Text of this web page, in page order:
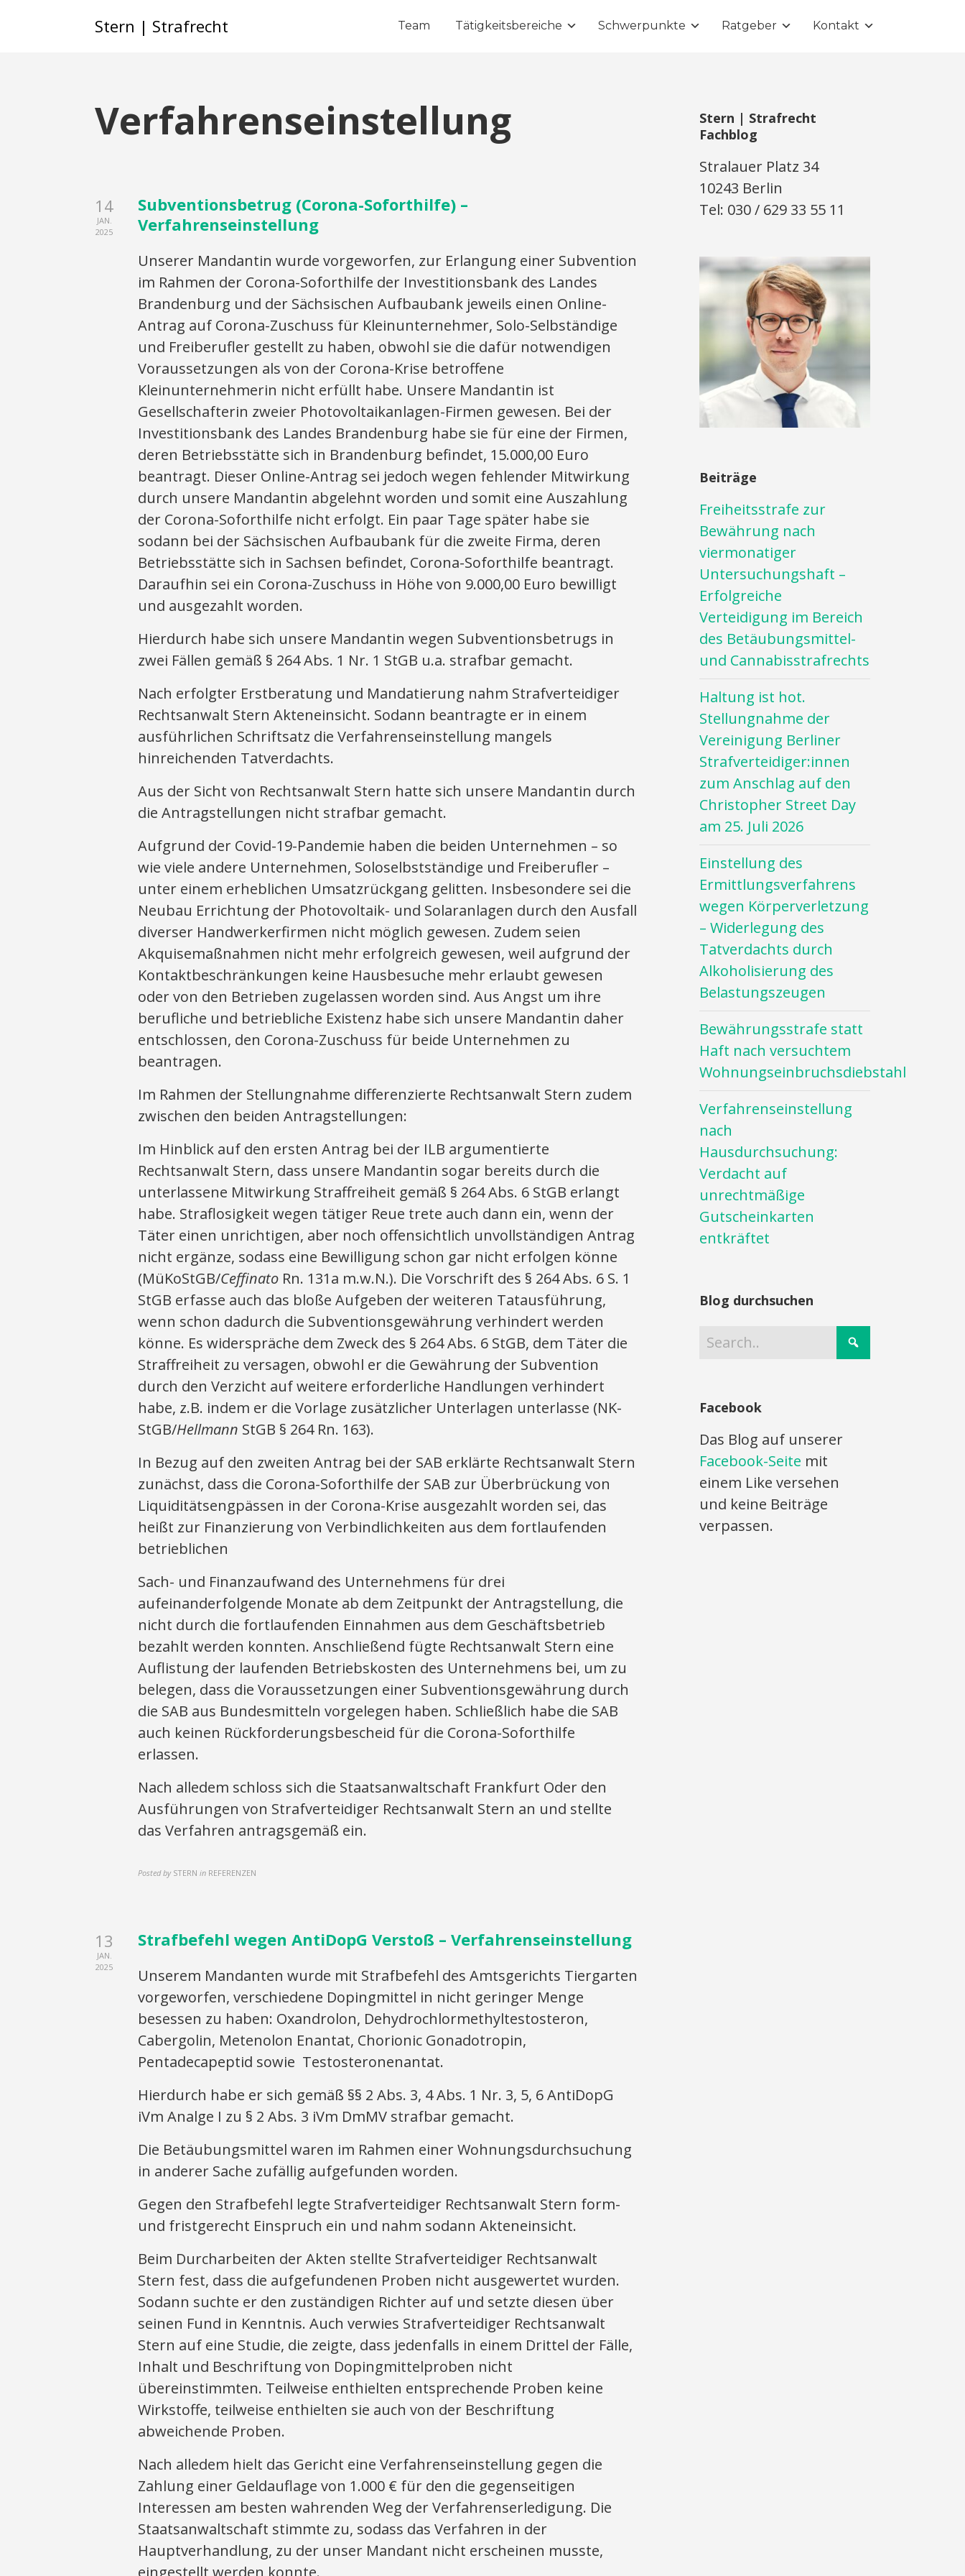
Stern | Strafrecht Team Tätigkeitsbereiche Schwerpunkte Ratgeber Kontakt
Verfahrenseinstellung
14
JAN.
2025
Subventionsbetrug (Corona-Soforthilfe) –
Verfahrenseinstellung
Unserer Mandantin wurde vorgeworfen, zur Erlangung einer Subvention
im Rahmen der Corona-Soforthilfe der Investitionsbank des Landes
Brandenburg und der Sächsischen Aufbaubank jeweils einen Online-
Antrag auf Corona-Zuschuss für Kleinunternehmer, Solo-Selbständige
und Freiberufler gestellt zu haben, obwohl sie die dafür notwendigen
Voraussetzungen als von der Corona-Krise betroffene
Kleinunternehmerin nicht erfüllt habe. Unsere Mandantin ist
Gesellschafterin zweier Photovoltaikanlagen-Firmen gewesen. Bei der
Investitionsbank des Landes Brandenburg habe sie für eine der Firmen,
deren Betriebsstätte sich in Brandenburg befindet, 15.000,00 Euro
beantragt. Dieser Online-Antrag sei jedoch wegen fehlender Mitwirkung
durch unsere Mandantin abgelehnt worden und somit eine Auszahlung
der Corona-Soforthilfe nicht erfolgt. Ein paar Tage später habe sie
sodann bei der Sächsischen Aufbaubank für die zweite Firma, deren
Betriebsstätte sich in Sachsen befindet, Corona-Soforthilfe beantragt.
Daraufhin sei ein Corona-Zuschuss in Höhe von 9.000,00 Euro bewilligt
und ausgezahlt worden.
Hierdurch habe sich unsere Mandantin wegen Subventionsbetrugs in
zwei Fällen gemäß § 264 Abs. 1 Nr. 1 StGB u.a. strafbar gemacht.
Nach erfolgter Erstberatung und Mandatierung nahm Strafverteidiger
Rechtsanwalt Stern Akteneinsicht. Sodann beantragte er in einem
ausführlichen Schriftsatz die Verfahrenseinstellung mangels
hinreichenden Tatverdachts.
Aus der Sicht von Rechtsanwalt Stern hatte sich unsere Mandantin durch
die Antragstellungen nicht strafbar gemacht.
Aufgrund der Covid-19-Pandemie haben die beiden Unternehmen – so
wie viele andere Unternehmen, Soloselbstständige und Freiberufler –
unter einem erheblichen Umsatzrückgang gelitten. Insbesondere sei die
Neubau Errichtung der Photovoltaik- und Solaranlagen durch den Ausfall
diverser Handwerkerfirmen nicht möglich gewesen. Zudem seien
Akquisemaßnahmen nicht mehr erfolgreich gewesen, weil aufgrund der
Kontaktbeschränkungen keine Hausbesuche mehr erlaubt gewesen
oder von den Betrieben zugelassen worden sind. Aus Angst um ihre
berufliche und betriebliche Existenz habe sich unsere Mandantin daher
entschlossen, den Corona-Zuschuss für beide Unternehmen zu
beantragen.
Im Rahmen der Stellungnahme differenzierte Rechtsanwalt Stern zudem
zwischen den beiden Antragstellungen:
Im Hinblick auf den ersten Antrag bei der ILB argumentierte
Rechtsanwalt Stern, dass unsere Mandantin sogar bereits durch die
unterlassene Mitwirkung Straffreiheit gemäß § 264 Abs. 6 StGB erlangt
habe. Straflosigkeit wegen tätiger Reue trete auch dann ein, wenn der
Täter einen unrichtigen, aber noch offensichtlich unvollständigen Antrag
nicht ergänze, sodass eine Bewilligung schon gar nicht erfolgen könne
(MüKoStGB/Ceffinato Rn. 131a m.w.N.). Die Vorschrift des § 264 Abs. 6 S. 1
StGB erfasse auch das bloße Aufgeben der weiteren Tatausführung,
wenn schon dadurch die Subventionsgewährung verhindert werden
könne. Es widerspräche dem Zweck des § 264 Abs. 6 StGB, dem Täter die
Straffreiheit zu versagen, obwohl er die Gewährung der Subvention
durch den Verzicht auf weitere erforderliche Handlungen verhindert
habe, z.B. indem er die Vorlage zusätzlicher Unterlagen unterlasse (NK-
StGB/Hellmann StGB § 264 Rn. 163).
In Bezug auf den zweiten Antrag bei der SAB erklärte Rechtsanwalt Stern
zunächst, dass die Corona-Soforthilfe der SAB zur Überbrückung von
Liquiditätsengpässen in der Corona-Krise ausgezahlt worden sei, das
heißt zur Finanzierung von Verbindlichkeiten aus dem fortlaufenden
betrieblichen
Sach- und Finanzaufwand des Unternehmens für drei
aufeinanderfolgende Monate ab dem Zeitpunkt der Antragstellung, die
nicht durch die fortlaufenden Einnahmen aus dem Geschäftsbetrieb
bezahlt werden konnten. Anschließend fügte Rechtsanwalt Stern eine
Auflistung der laufenden Betriebskosten des Unternehmens bei, um zu
belegen, dass die Voraussetzungen einer Subventionsgewährung durch
die SAB aus Bundesmitteln vorgelegen haben. Schließlich habe die SAB
auch keinen Rückforderungsbescheid für die Corona-Soforthilfe
erlassen.
Nach alledem schloss sich die Staatsanwaltschaft Frankfurt Oder den
Ausführungen von Strafverteidiger Rechtsanwalt Stern an und stellte
das Verfahren antragsgemäß ein.
Posted by STERN in REFERENZEN
13
JAN.
2025
Strafbefehl wegen AntiDopG Verstoß – Verfahrenseinstellung
Unserem Mandanten wurde mit Strafbefehl des Amtsgerichts Tiergarten
vorgeworfen, verschiedene Dopingmittel in nicht geringer Menge
besessen zu haben: Oxandrolon, Dehydrochlormethyltestosteron,
Cabergolin, Metenolon Enantat, Chorionic Gonadotropin,
Pentadecapeptid sowie Testosteronenantat.
Hierdurch habe er sich gemäß §§ 2 Abs. 3, 4 Abs. 1 Nr. 3, 5, 6 AntiDopG
iVm Analge I zu § 2 Abs. 3 iVm DmMV strafbar gemacht.
Die Betäubungsmittel waren im Rahmen einer Wohnungsdurchsuchung
in anderer Sache zufällig aufgefunden worden.
Gegen den Strafbefehl legte Strafverteidiger Rechtsanwalt Stern form-
und fristgerecht Einspruch ein und nahm sodann Akteneinsicht.
Beim Durcharbeiten der Akten stellte Strafverteidiger Rechtsanwalt
Stern fest, dass die aufgefundenen Proben nicht ausgewertet wurden.
Sodann suchte er den zuständigen Richter auf und setzte diesen über
seinen Fund in Kenntnis. Auch verwies Strafverteidiger Rechtsanwalt
Stern auf eine Studie, die zeigte, dass jedenfalls in einem Drittel der Fälle,
Inhalt und Beschriftung von Dopingmittelproben nicht
übereinstimmten. Teilweise enthielten entsprechende Proben keine
Wirkstoffe, teilweise enthielten sie auch von der Beschriftung
abweichende Proben.
Nach alledem hielt das Gericht eine Verfahrenseinstellung gegen die
Zahlung einer Geldauflage von 1.000 € für den die gegenseitigen
Interessen am besten wahrenden Weg der Verfahrenserledigung. Die
Staatsanwaltschaft stimmte zu, sodass das Verfahren in der
Hauptverhandlung, zu der unser Mandant nicht erscheinen musste,
eingestellt werden konnte.
Stern | Strafrecht
Fachblog
Stralauer Platz 34
10243 Berlin
Tel: 030 / 629 33 55 11
Beiträge
Freiheitsstrafe zur
Bewährung nach
viermonatiger
Untersuchungshaft –
Erfolgreiche
Verteidigung im Bereich
des Betäubungsmittel-
und Cannabisstrafrechts
Haltung ist hot.
Stellungnahme der
Vereinigung Berliner
Strafverteidiger:innen
zum Anschlag auf den
Christopher Street Day
am 25. Juli 2026
Einstellung des
Ermittlungsverfahrens
wegen Körperverletzung
– Widerlegung des
Tatverdachts durch
Alkoholisierung des
Belastungszeugen
Bewährungsstrafe statt
Haft nach versuchtem
Wohnungseinbruchsdiebstahl
Verfahrenseinstellung
nach
Hausdurchsuchung:
Verdacht auf
unrechtmäßige
Gutscheinkarten
entkräftet
Blog durchsuchen
Facebook
Das Blog auf unserer
Facebook-Seite mit
einem Like versehen
und keine Beiträge
verpassen.